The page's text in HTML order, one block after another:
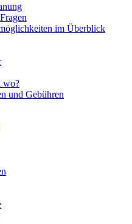
im Überblick
wo?
und Gebühren